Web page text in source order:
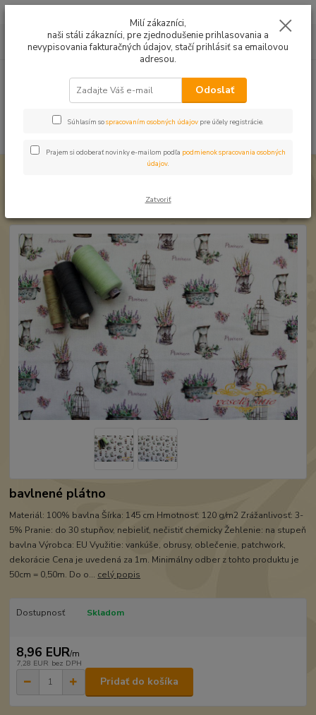
0949224331
9:00 -14:30
za0,00 EUR
Bavlna Provence
Bavlna Provence
bavlnené plátno
Materiál: 100% bavlna Šírka: 145 cm Hmotnosť: 120 g/m2 Zrážanlivosť: 3-
5% Pranie: do 30 stupňov, nebieliť, nečistiť chemicky Žehlenie: na stupeň
bavlna Výrobca: EU Využitie: vankúše, obrusy, oblečenie, patchwork,
dekorácie Cena je uvedená za 1m. Minimálny odber z tohto produktu je
50cm = 0,50m. Do o... celý popis
Dostupnosť Skladom
8,96 EUR/m
7,28 EUR bez DPH
Pridať do košíka
Milí zákazníci,
naši stáli zákazníci, pre zjednodušenie prihlasovania a
nevypisovania fakturačných údajov, stačí prihlásiť sa emailovou
adresou.
Odoslať
Súhlasím sospracovaním osobných údajov pre účely registrácie.
Prajem si odoberať novinky e-mailom podľa podmienok spracovania osobných
údajov.
Zatvoriť